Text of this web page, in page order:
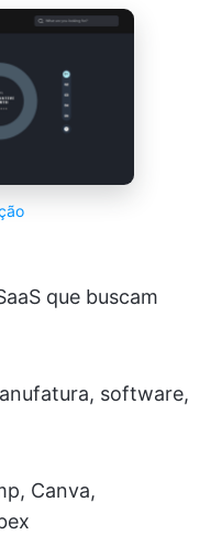
que buscam
software,
Canva,